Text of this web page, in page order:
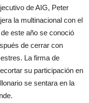
de AIG, Peter
la multinacional con el
este año se conoció
de cerrar con
La firma de
su participación en
se sentara en la